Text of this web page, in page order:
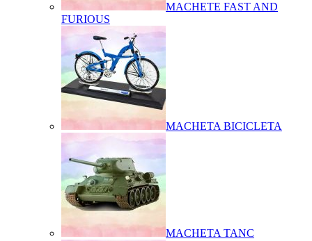
MACHETE FAST AND
FURIOUS
MACHETA BICICLETA
MACHETA TANC